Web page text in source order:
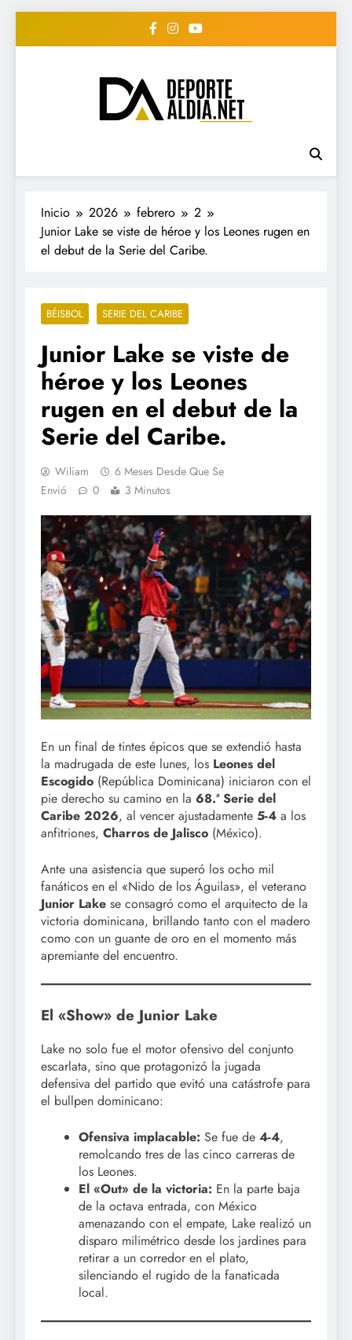
• DEPORTE AL DIA •
"Periodico Deportivo
Digital"
#deportealdiard #deportealdiaperiodico
Inicio 2026 febrero
2
Junior Lake se viste de héroe y los Leones rugen en
el debut de la Serie del Caribe.
BÉISBOL SERIE DEL CARIBE
Junior Lake se viste de
héroe y los Leones
rugen en el debut de la
Serie del Caribe.
Wiliam
6 Meses Desde Que Se
Envió
0 3 Minutos
En un final de tintes épicos que se extendió hasta
la madrugada de este lunes, los Leones del
Escogido (República Dominicana) iniciaron con el
pie derecho su camino en la 68.ª Serie del
Caribe 2026, al vencer ajustadamente 5-4 a los
anfitriones, Charros de Jalisco (México).
Ante una asistencia que superó los ocho mil
fanáticos en el «Nido de los Águilas», el veterano
Junior Lake se consagró como el arquitecto de la
victoria dominicana, brillando tanto con el madero
como con un guante de oro en el momento más
apremiante del encuentro.
El «Show» de Junior Lake
Lake no solo fue el motor ofensivo del conjunto
escarlata, sino que protagonizó la jugada
defensiva del partido que evitó una catástrofe para
el bullpen dominicano:
Ofensiva implacable: Se fue de 4-4,
remolcando tres de las cinco carreras de
los Leones.
El «Out» de la victoria: En la parte baja
de la octava entrada, con México
amenazando con el empate, Lake realizó un
disparo milimétrico desde los jardines para
retirar a un corredor en el plato,
silenciando el rugido de la fanaticada
local.